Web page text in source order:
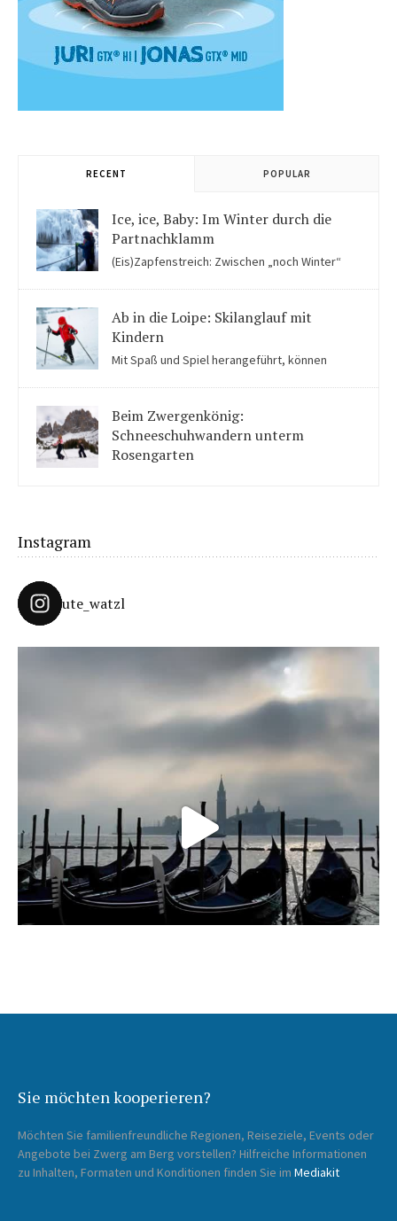
RECENT POPULAR
Ice, ice, Baby: Im Winter durch die
Partnachklamm
(Eis)Zapfenstreich: Zwischen „noch Winter“
Ab in die Loipe: Skilanglauf mit
Kindern
Mit Spaß und Spiel herangeführt, können
Beim Zwergenkönig:
Schneeschuhwandern unterm
Rosengarten
Instagram
ute_watzl
Sie möchten kooperieren?
Möchten Sie familienfreundliche Regionen, Reiseziele, Events oder
Angebote bei Zwerg am Berg vorstellen? Hilfreiche Informationen
zu Inhalten, Formaten und Konditionen finden Sie im Mediakit